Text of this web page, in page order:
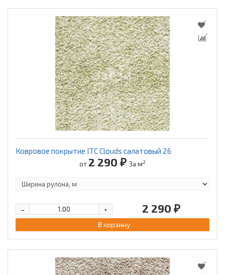
Ковровое покрытие ITC Clouds салатовый 26
от 2 290 ₽ За м2
2 290 ₽
+
-
В корзину